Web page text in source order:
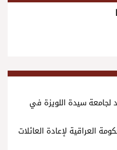
لجامعة سيدة اللويزة في
العراقية لإعادة العائلات